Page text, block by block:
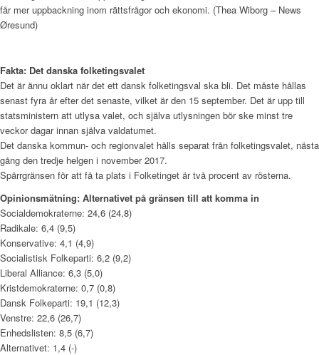
får mer uppbackning inom rättsfrågor och ekonomi. (Thea Wiborg – News
Øresund)
Fakta: Det danska folketingsvalet
Det är ännu oklart när det ett dansk folketingsval ska bli. Det måste hållas
senast fyra år efter det senaste, vilket är den 15 september. Det är upp till
statsministern att utlysa valet, och själva utlysningen bör ske minst tre
veckor dagar innan själva valdatumet.
Det danska kommun- och regionvalet hålls separat från folketingsvalet, nästa
gång den tredje helgen i november 2017.
Spärrgränsen för att få ta plats i Folketinget är två procent av rösterna.
Opinionsmätning: Alternativet på gränsen till att komma in
Socialdemokraterne: 24,6 (24,8)
Radikale: 6,4 (9,5)
Konservative: 4,1 (4,9)
Socialistisk Folkeparti: 6,2 (9,2)
Liberal Alliance: 6,3 (5,0)
Kristdemokraterne: 0,7 (0,8)
Dansk Folkeparti: 19,1 (12,3)
Venstre: 22,6 (26,7)
Enhedslisten: 8,5 (6,7)
Alternativet: 1,4 (-)